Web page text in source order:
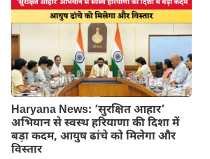
Haryana News: ‘सुरक्षित आहार’
अभियान से स्वस्थ हरियाणा की दिशा में
बड़ा कदम, आयुष ढांचे को मिलेगा और
विस्तार